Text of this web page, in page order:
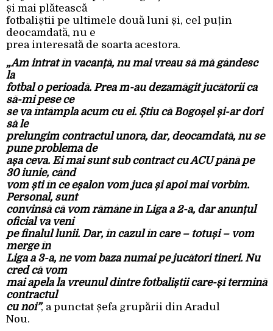
și mai plătească
fotbaliștii pe ultimele două luni și, cel puțin
deocamdată, nu e
prea interesată de soarta acestora.
„Am intrat în vacanță, nu mai vreau să mă gândesc
la
fotbal o perioadă. Prea m-au dezamăgit jucătorii ca
să-mi pese ce
se va întâmpla acum cu ei. Știu că Bogoșel și-ar dori
să le
prelungim contractul unora, dar, deocamdată, nu se
pune problema de
așa ceva. Ei mai sunt sub contract cu ACU până pe
30 iunie, când
vom ști în ce eșalon vom juca și apoi mai vorbim.
Personal, sunt
convinsă că vom rămâne în Liga a 2-a, dar anunțul
oficial va veni
pe finalul lunii. Dar, în cazul în care – totuși – vom
merge în
Liga a 3-a, ne vom baza numai pe jucători tineri. Nu
cred că vom
mai apela la vreunul dintre fotbaliștii care-și termină
contractul
cu noi”, a punctat șefa grupării din Aradul
Nou.